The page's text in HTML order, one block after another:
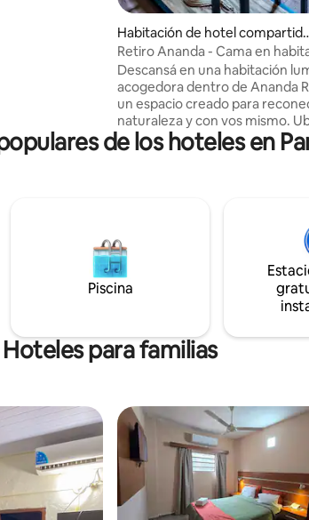
Habitación de hotel compartida
en Areguá
Retiro Ananda - Cama en
compartida
Descansá en una habitación
acogedora dentro de Ananda
un espacio creado para
naturaleza y con vos mismo.
Areguá, a pocos minutos del
entorno invita al silencio, la
de los hoteles en
Piscina
Hoteles para familias